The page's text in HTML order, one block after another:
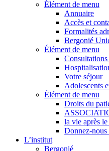
Élément de menu
Annuaire
Accès et
Formalités
Bergonié
Élément de menu
Votre séjour
Adolescents
Élément de menu
Droits du
la vie après
Donnez-nous
L’institut
Bergonié